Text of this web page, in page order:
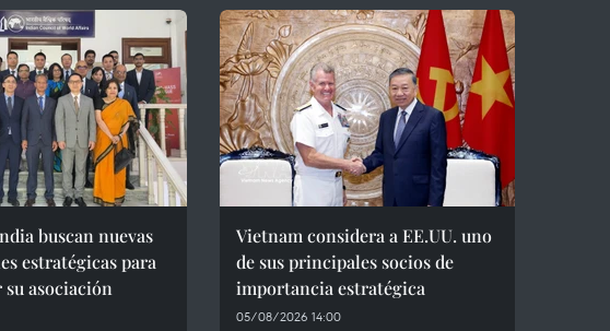
buscan nuevas
estratégicas para
asociación
Vietnam considera a EE.UU. uno
de sus principales socios de
importancia estratégica
05/08/2026 14:00